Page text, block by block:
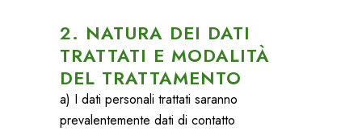
2. NATURA DEI DATI
TRATTATI E MODALITÀ
DEL TRATTAMENTO
a) I dati personali trattati saranno
prevalentemente dati di contatto